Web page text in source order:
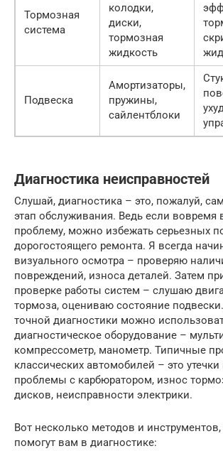
Тормозная
система
колодки,
диски,
тормозная
жидкость
Подвеска
Амортизаторы,
пружины,
сайлентблоки
Диагностика неисправностей
Слушай, диагностика – это, пожалуй,
этап обслуживания. Ведь если вовремя
проблему, можно избежать серьезных
дорогостоящего ремонта. Я всегда
визуального осмотра – проверяю
повреждений, износа деталей. Затем
проверке работы систем – слушаю
тормоза, оцениваю состояние
точной диагностики можно
диагностическое оборудование –
компрессометр, манометр. Типичные
классических автомобилей – это
проблемы с карбюратором, износ
дисков, неисправности электрики.
Вот несколько методов и
помогут вам в диагностике: